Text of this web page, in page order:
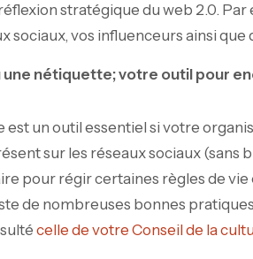
stratégique du web 2.0.
sociaux, vos influenceurs ainsi que
nétiquette; votre outil pour
un outil essentiel si votre
sur les réseaux sociaux (sans
pour régir certaines règles de
de nombreuses bonnes
celle de votre Conseil de la